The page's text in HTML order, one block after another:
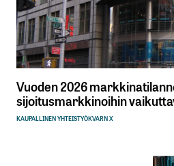
Vuoden 2026
sijoitusmarkkinoihin
KAUPALLINEN YHTEISTYÖKVARN X